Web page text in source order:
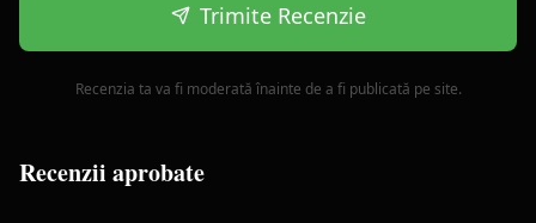
Trimite Recenzie
Recenzia ta va fi moderată înainte de a fi publicată pe site.
Recenzii aprobate